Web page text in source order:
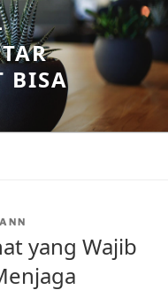
BISA
yang Wajib